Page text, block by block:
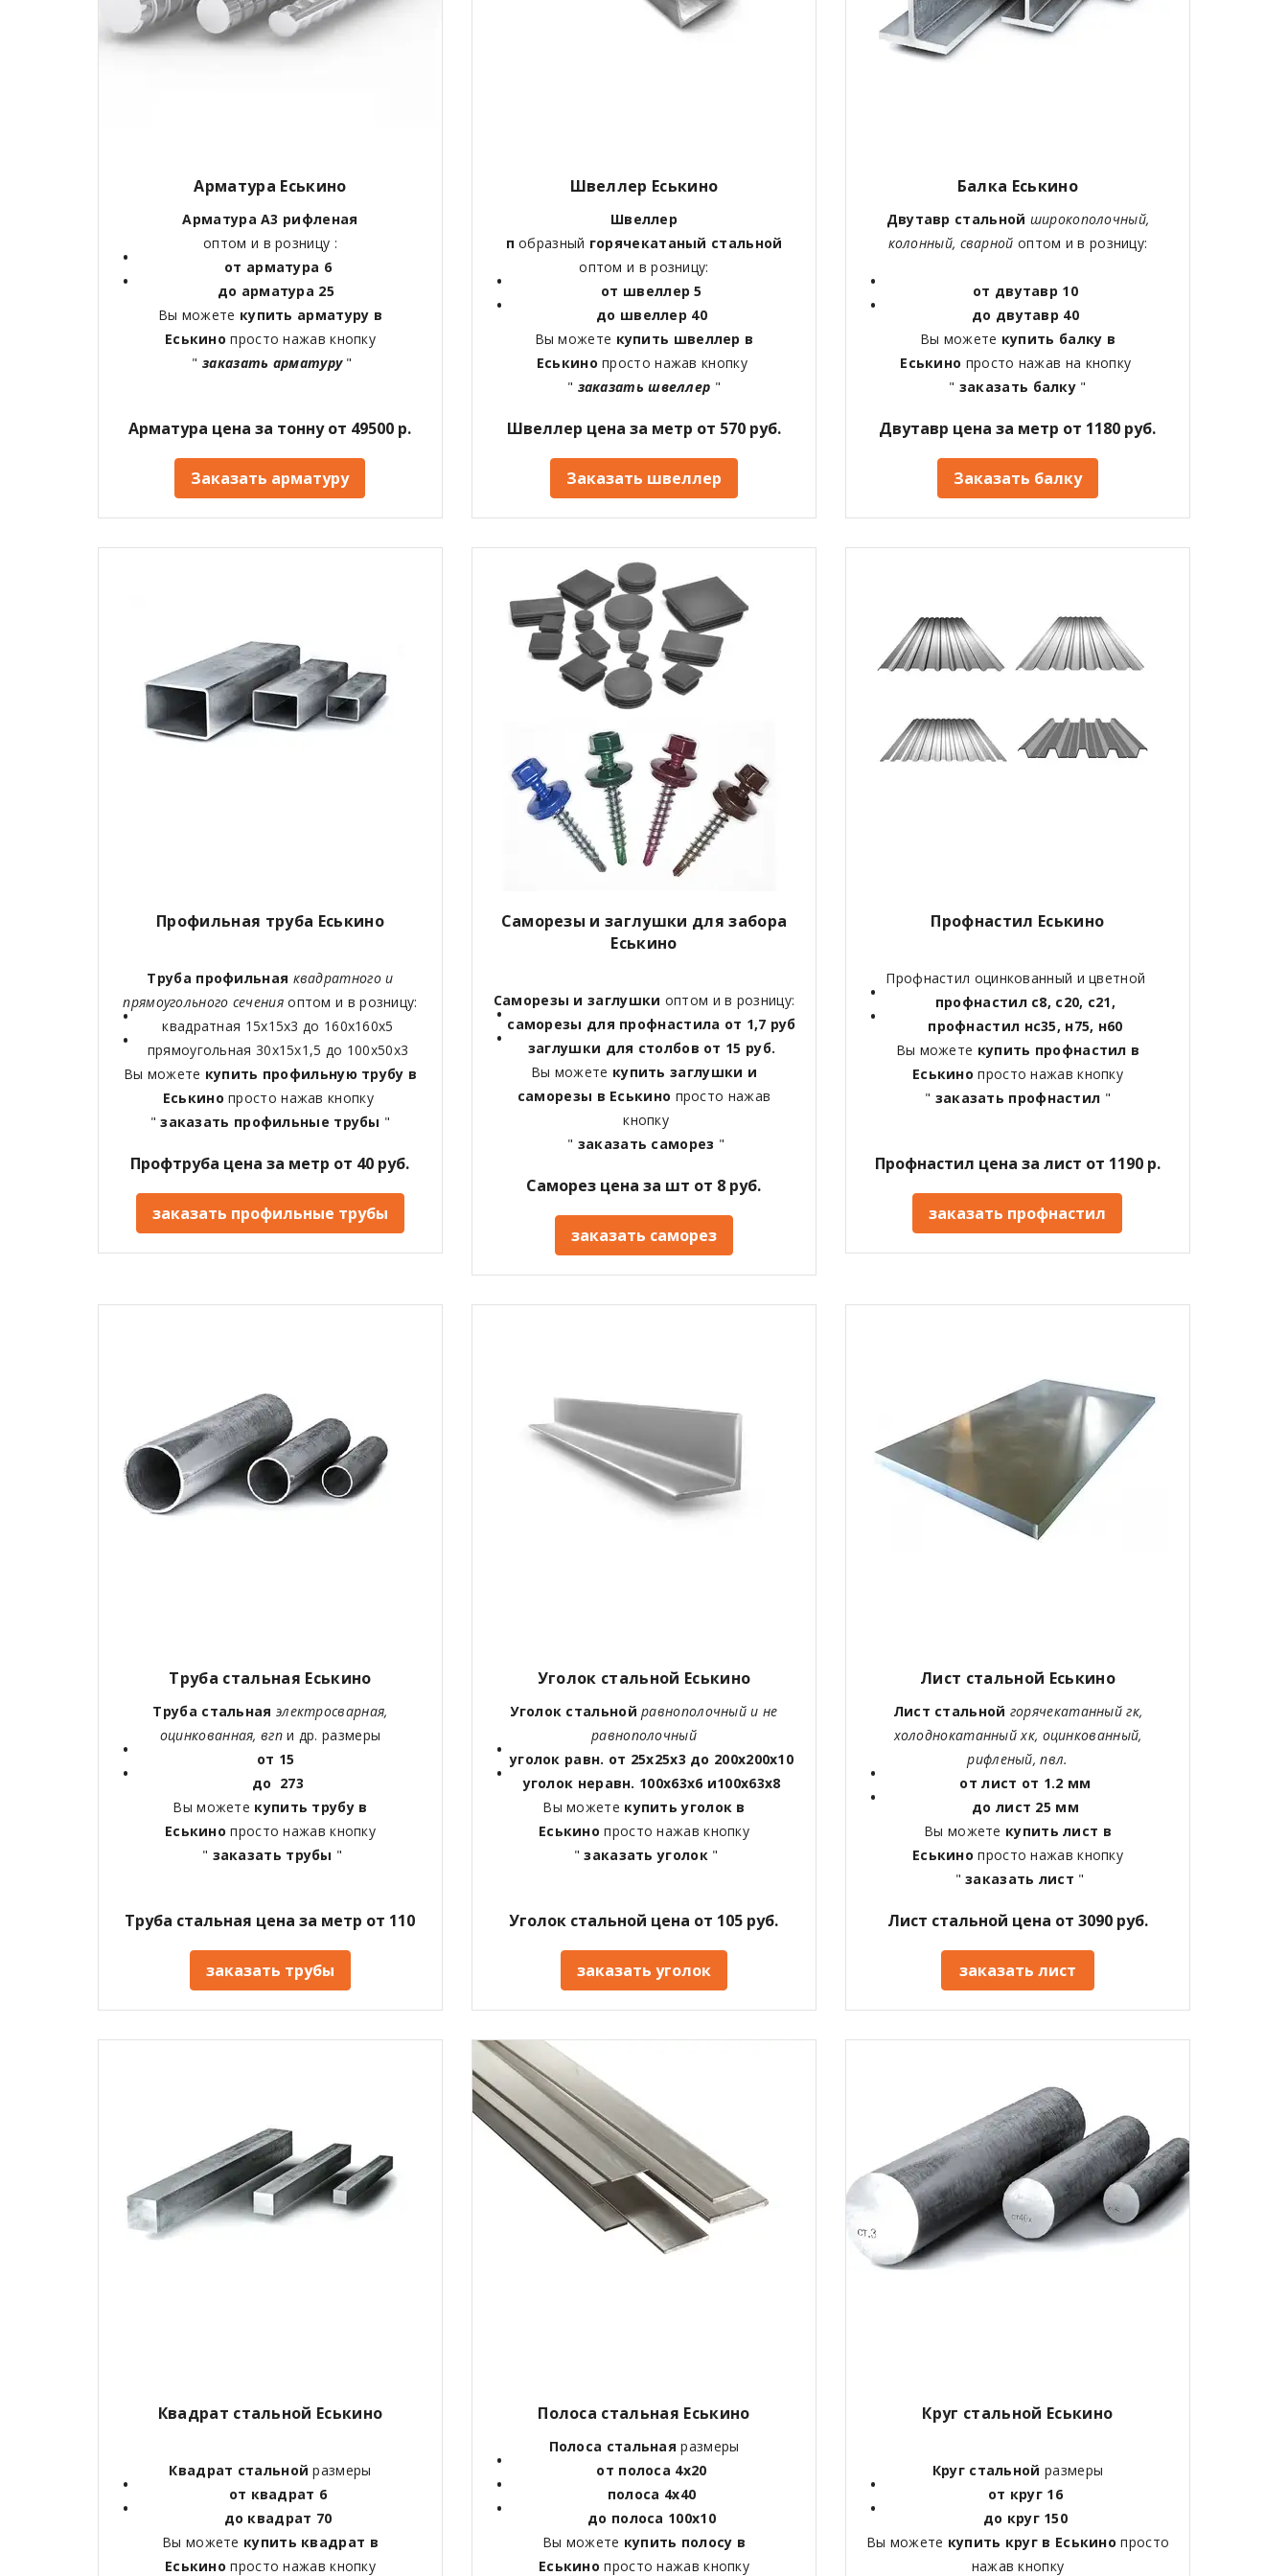
Арматура Еськино
Арматура А3 рифленая
оптом и в розницу :
от арматура 6
до арматура 25
Вы можете купить арматуру в
Еськинопросто нажав кнопку
"заказать арматуру"
Арматура цена за тонну от 49500 р.
Заказать арматуру
Швеллер Еськино
Швеллер
побразный горячекатаный стальной
оптом и в розницу:
от швеллер 5
до швеллер 40
Вы можете купить швеллер в
Еськинопросто нажав кнопку
" заказать швеллер "
Швеллер цена за метр от 570 руб.
Заказать швеллер
Балка Еськино
Двутавр стальной широкополочный,
колонный, сварной оптом и в розницу:
от двутавр 10
до двутавр 40
Вы можете купить балку в
Еськино просто нажав на кнопку
" заказать балку "
Двутавр цена за метр от 1180 руб.
Заказать балку
Профильная труба Еськино
Труба профильная квадратного и
прямоугольного сеченияоптом и в розницу:
квадратная 15х15х3 до 160х160х5
прямоугольная 30х15х1,5 до 100х50х3
Вы можете купить профильную трубу в
Еськинопросто нажав кнопку
"заказать профильные трубы "
Профтруба цена за метр от 40 руб.
заказать профильные трубы
Саморезы и заглушки для забора
Еськино
Саморезы и заглушки оптом и в розницу:
саморезы для профнастила от 1,7 руб
заглушки для столбов от 15 руб.
Вы можете купить заглушки и
саморезы в Еськино просто нажав
кнопку
" заказать саморез "
Саморез цена за шт от 8 руб.
заказать саморез
Профнастил Еськино
Профнастил оцинкованный и цветной
профнастил с8, с20, с21,
профнастил нс35, н75, н60
Вы можете купить профнастил в
Еськинопросто нажав кнопку
" заказать профнастил "
Профнастил цена за лист от 1190 р.
заказать профнастил
Труба стальная Еськино
Труба стальная электросварная,
оцинкованная, вгпи др. размеры
от 15
до 273
Вы можете купить трубу в
Еськинопросто нажав кнопку
" заказать трубы "
Труба стальная цена за метр от 110
заказать трубы
Уголок стальной Еськино
Уголок стальнойравнополочный и не
равнополочный
уголок равн. от 25х25х3 до 200х200х10
уголок неравн. 100х63х6 и100х63х8
Вы можете купить уголок в
Еськинопросто нажав кнопку
" заказать уголок"
Уголок стальной цена от 105 руб.
заказать уголок
Лист стальной Еськино
Лист стальной горячекатанный гк,
холоднокатанный хк, оцинкованный,
рифленый, пвл.
от лист от 1.2 мм
до лист 25 мм
Вы можете купить лист в
Еськинопросто нажав кнопку
"заказать лист "
Лист стальной цена от 3090 руб.
заказать лист
Квадрат стальной Еськино
Квадрат стальной размеры
от квадрат 6
до квадрат 70
Вы можете купить квадрат в
Еськинопросто нажав кнопку
Полоса стальная Еськино
Полоса стальная размеры
от полоса 4х20
полоса 4х40
до полоса 100х10
Вы можете купить полосу в
Еськинопросто нажав кнопку
Круг стальной Еськино
Круг стальной размеры
от круг 16
до круг 150
Вы можете купить круг в Еськинопросто
нажав кнопку